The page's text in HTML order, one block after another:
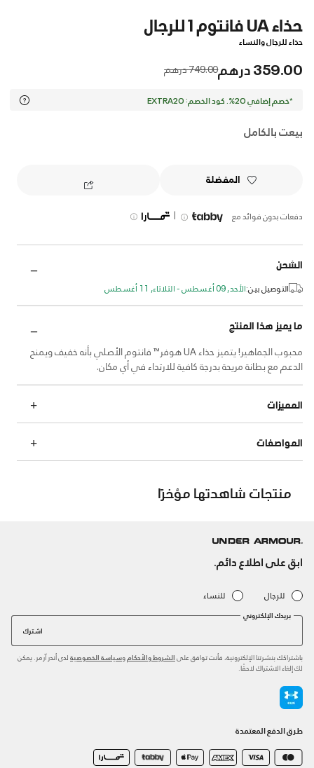
حذاء UA فانتوم 1 للرجال
حذاء للرجال والنساء
359.00 درهم Price reduced from
749.00 درهم to
*خصم إضافي 20%. كود الخصم: EXTRA20
بيعت بالكامل
المفضلة
دفعات بدون فوائد مع |
الشحن
التوصيل بين:الأحد, 09 أغسطس - الثلاثاء, 11 أغسطس
ما يميز هذا المنتج
محبوب الجماهير! يتميز حذاء UA هوفر™ فانتوم الأصلي بأنه خفيف ويمنح
الدعم مع بطانة مريحة بدرجة كافية للارتداء في أي مكان.
المميزات
المواصفات
منتجات شاهدتها مؤخرًا
ابق على اطلاع دائم.
للرجال للنساء
بريدك الإلكتروني
اشترك
باشتراكك بنشرتنا الإلكترونية، فأنت توافق على الشروط والأحكام وسياسة الخصوصية لدى أندر آرمر. يمكن
لك إلغاء الاشتراك لاحقًا.
طرق الدفع المعتمدة